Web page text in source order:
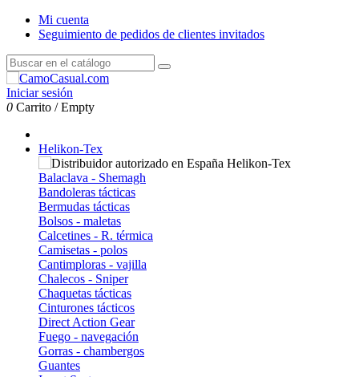
Mi cuenta
Seguimiento de pedidos de clientes invitados
Iniciar sesión
0 Carrito /Empty
Helikon-Tex
Balaclava - Shemagh
Bandoleras tácticas
Bermudas tácticas
Bolsos - maletas
Calcetines - R. térmica
Camisetas - polos
Cantimploras - vajilla
Chalecos - Sniper
Chaquetas tácticas
Cinturones tácticos
Direct Action Gear
Fuego - navegación
Gorras - chambergos
Guantes